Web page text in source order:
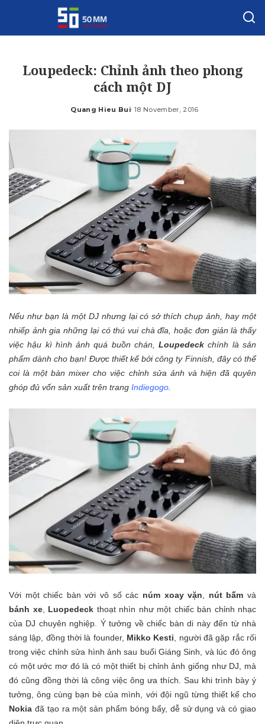
Loupedeck: Chỉnh ảnh theo phong
cách một DJ
Posted
Quang Hieu Bui 18 November, 2016
Nếu như bạn là một DJ nhưng lại có sở thích chụp ảnh, hay một
nhiếp ảnh gia những lại có thú vui chà đĩa, hoặc đơn giản là thấy
việc hậu kì hình ảnh quá buồn chán,Loupedeck chính là sản
phẩm dành cho bạn! Được thiết kế bởi công ty Finnish, đây có thể
coi là một bàn mixer cho việc chỉnh sửa ảnh và hiện đã quyên
ghóp đủ vốn sản xuất trên trang Indiegogo.
Với một chiếc bàn với vô số các núm xoay vặn nút bấm và
bánh xe, Luopedeck thoạt nhìn như một chiếc bàn chỉnh nhạc
của DJ chuyên nghiệp. Ý tưởng về chiếc bàn di này đến từ nhà
sáng lập, đồng thời là founder, Mikko Kesti , người đã gặp rắc rối
trong việc chỉnh sửa hình ảnh sau buổi Giáng Sinh, và lúc đó ông
có một ước mơ đó là có một thiết bị chỉnh ảnh giống như DJ, mà
đó cũng đồng thời là công việc ông ưa thích. Sau khi trình bày ý
tưởng, ông cùng bạn bè của mình, với đội ngũ từng thiết kế cho
Nokia đã tạo ra một sản phẩm bóng bẩy, dễ sử dụng và có giao